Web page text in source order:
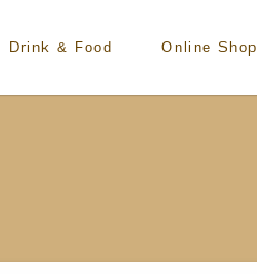
Drink & Food Online Shop